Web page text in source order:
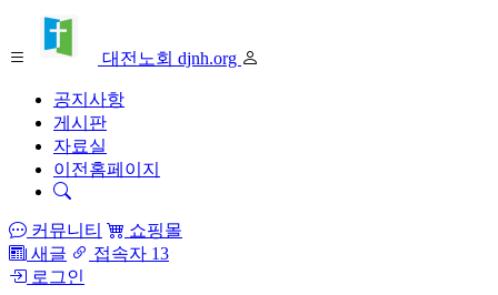
대전노회 djnh.org
공지사항
게시판
자료실
이전홈페이지
커뮤니티
쇼핑몰
새글
접속자 13
로그인